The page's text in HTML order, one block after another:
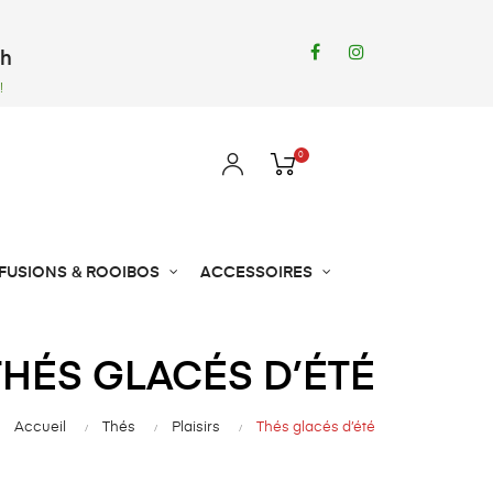
Facebook
0
& ROOIBOS ACCESSOIRES
GLACÉS D’ÉTÉ
Accueil Thés Plaisirs Thés glacés d’été